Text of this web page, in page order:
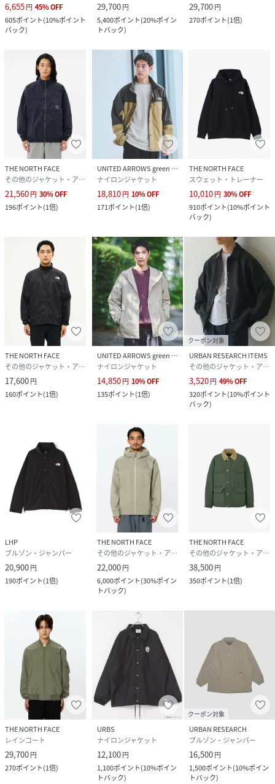
6,655円 45%OFF
605ポイント(10%ポイント
バック)
29,700円
5,400ポイント(20%ポイン
トバック)
29,700円
270ポイント(1倍)
THE NORTH FACE
その他のジャケット・アウター
21,560円 30%OFF
196ポイント(1倍)
UNITED ARROWS green label relaxing
ナイロンジャケット
18,810円 10%OFF
171ポイント(1倍)
THE NORTH FACE
スウェット・トレーナー
10,010円 30%OFF
910ポイント(10%ポイント
バック)
THE NORTH FACE
その他のジャケット・アウター
17,600円
160ポイント(1倍)
UNITED ARROWS green label relaxing
ナイロンジャケット
14,850円 10%OFF
135ポイント(1倍)
クーポン対象
URBAN RESEARCH ITEMS
その他のジャケット・アウター
3,520円 49%OFF
320ポイント(10%ポイント
バック)
LHP
ブルゾン・ジャンパー
20,900円
190ポイント(1倍)
THE NORTH FACE
その他のジャケット・アウター
22,000円
6,000ポイント(30%ポイン
トバック)
THE NORTH FACE
その他のジャケット・アウター
38,500円
350ポイント(1倍)
THE NORTH FACE
レインコート
29,700円
270ポイント(1倍)
URBS
ナイロンジャケット
12,100円
1,100ポイント(10%ポイン
トバック)
クーポン対象
URBAN RESEARCH
ブルゾン・ジャンパー
16,500円
1,500ポイント(10%ポイン
トバック)